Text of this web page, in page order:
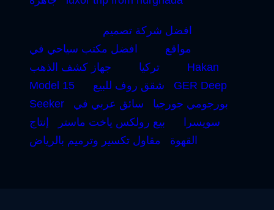
افضل شركة تصميم
مواقع
افضل مكتب سياحي في
تركيا
جهاز كشف الذهب
Hakan
Model 15
شقق روف للبيع
GER Deep
Seeker
بورجومي جورجيا
سائق عربي في
سويسرا
بيع رولكس ياخت ماستر
إنتاج
القهوة
مقاول تكسير وترميم بالرياض